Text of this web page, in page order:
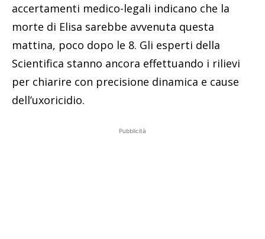
accertamenti medico-legali indicano che la
morte di Elisa sarebbe avvenuta questa
mattina, poco dopo le 8. Gli esperti della
Scientifica stanno ancora effettuando i rilievi
per chiarire con precisione dinamica e cause
dell’uxoricidio.
Pubblicità